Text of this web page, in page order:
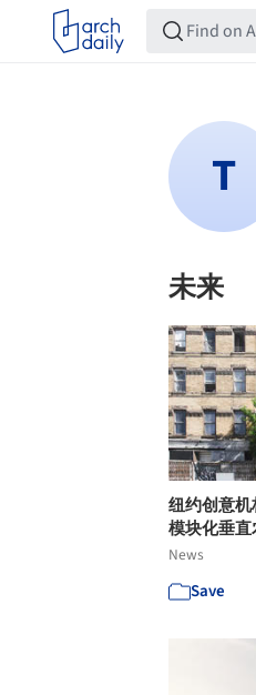
未来
纽约创意
模块化垂直
News
Save